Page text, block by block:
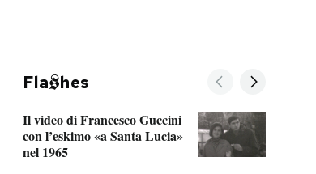
Fla hes
Il video di Francesco Guccini
con l’eskimo «a Santa Lucia»
nel 1965